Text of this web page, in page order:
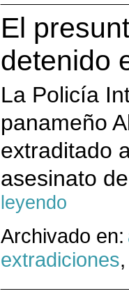
El
detenido
La Policía
panameño
extraditado
asesinato
leyendo
Archivado en:
extradiciones,